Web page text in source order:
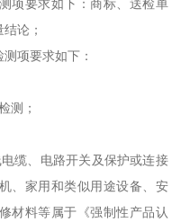
项要求如下：商标、送检单
论；
项要求如下：
测；
缆、电路开关及保护或连接
、家用和类似用途设备、安
材料等属于《强制性产品认